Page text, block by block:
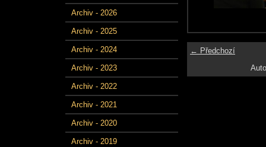
Archiv - 2026
Archiv - 2025
Archiv - 2024
Archiv - 2023
Archiv - 2022
Archiv - 2021
Archiv - 2020
Archiv - 2019
← Předchozí